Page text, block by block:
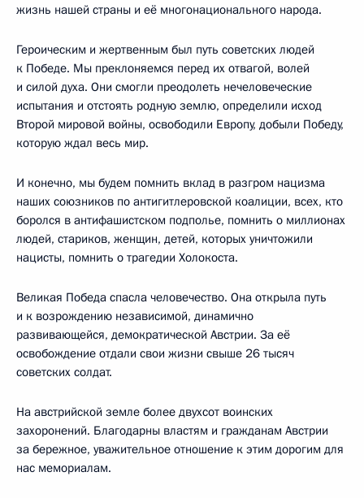
жизнь нашей страны и её многонационального народа.
Героическим и жертвенным был путь советских людей
к Победе. Мы преклоняемся перед их отвагой, волей
и силой духа. Они смогли преодолеть нечеловеческие
испытания и отстоять родную землю, определили исход
Второй мировой войны, освободили Европу, добыли Победу,
которую ждал весь мир.
И конечно, мы будем помнить вклад в разгром нацизма
наших союзников по антигитлеровской коалиции, всех, кто
боролся в антифашистском подполье, помнить о миллионах
людей, стариков, женщин, детей, которых уничтожили
нацисты, помнить о трагедии Холокоста.
Великая Победа спасла человечество. Она открыла путь
и к возрождению независимой, динамично
развивающейся, демократической Австрии. За её
освобождение отдали свои жизни свыше 26 тысяч
советских солдат.
На австрийской земле более двухсот воинских
захоронений. Благодарны властям и гражданам Австрии
за бережное, уважительное отношение к этим дорогим для
нас мемориалам.